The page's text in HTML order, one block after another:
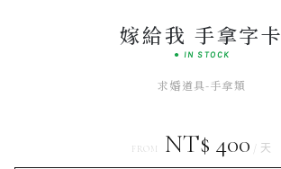
嫁給我 手拿字卡
● IN STOCK
求婚道具-手拿類
FROM NT$ 400 / 天